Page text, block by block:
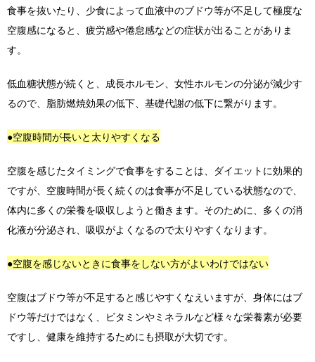
食事を抜いたり、少食によって血液中のブドウ等が不足して極度な
空腹感になると、疲労感や倦怠感などの症状が出ることがありま
す。
低血糖状態が続くと、成長ホルモン、女性ホルモンの分泌が減少す
るので、脂肪燃焼効果の低下、基礎代謝の低下に繋がります。
●空腹時間が長いと太りやすくなる
空腹を感じたタイミングで食事をすることは、ダイエットに効果的
ですが、空腹時間が長く続くのは食事が不足している状態なので、
体内に多くの栄養を吸収しようと働きます。そのために、多くの消
化液が分泌され、吸収がよくなるので太りやすくなります。
●空腹を感じないときに食事をしない方がよいわけではない
空腹はブドウ等が不足すると感じやすくなえいますが、身体にはブ
ドウ等だけではなく、ビタミンやミネラルなど様々な栄養素が必要
ですし、健康を維持するためにも摂取が大切です。